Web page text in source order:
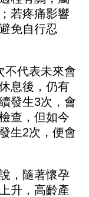
若疼痛影響
免自行忍
不代表未來會
息後，仍有
發生3次，會
查，但如今
生2次，便會
，隨著懷孕
升，高齡產